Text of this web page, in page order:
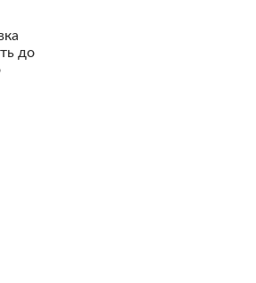
до